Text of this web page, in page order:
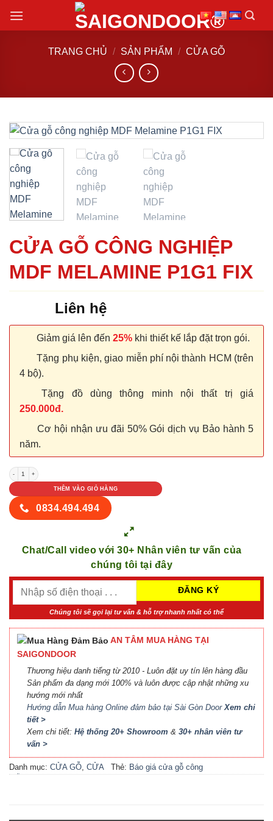
đến
TRANG CHỦ / SẢN PHẨM / CỬA GỖ
CỬA GỖ CÔNG NGHIỆP
MDF MELAMINE P1G1 FIX
Liên hệ
Giảm giá lên đến 25% khi thiết kế lắp đặt trọn gói.
Tặng phụ kiện, giao miễn phí nội thành HCM (trên
4 bộ).
Tặng đồ dùng thông minh nội thất trị giá
250.000đ.
Cơ hội nhận ưu đãi 50% Gói dịch vụ Bảo hành 5
năm.
CỬA GỖ CÔNG NGHIỆP MDF MELAMINE P1G1 FIX số lượng
THÊM VÀO GIỎ HÀNG
0834.494.494
Chat/Call video với 30+ Nhân viên tư vấn của
chúng tôi tại đây
Chúng tôi sẽ gọi lại tư vấn & hỗ trợ nhanh nhất có thể
AN TÂM MUA HÀNG TẠI
SAIGONDOOR
Thương hiệu danh tiếng từ 2010 - Luôn đặt uy tín lên hàng đầu
Sản phẩm đa dạng mới 100% và luôn được cập nhật những xu
hướng mới nhất
Hướng dẫn Mua hàng Online đảm bảo tại Sài Gòn DoorXem chi
tiết >
Xem chi tiết: Hệ thống 20+ Showroom & 30+ nhân viên tư
vấn >
Danh mục: CỬA GỖ, CỬA
Thẻ: Báo giá cửa gỗ công